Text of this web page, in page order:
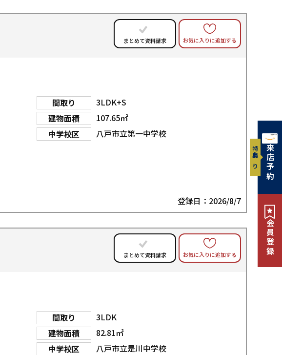
まとめて資料請求 お気に入りに追加する
間取り
3LDK+S
建物面積
107.65㎡
中学校区
八戸市立第一中学校
登録日：2026/8/7
まとめて資料請求 お気に入りに追加する
間取り
3LDK
建物面積
82.81㎡
中学校区
八戸市立是川中学校
特典あり 来店予約
会員登録